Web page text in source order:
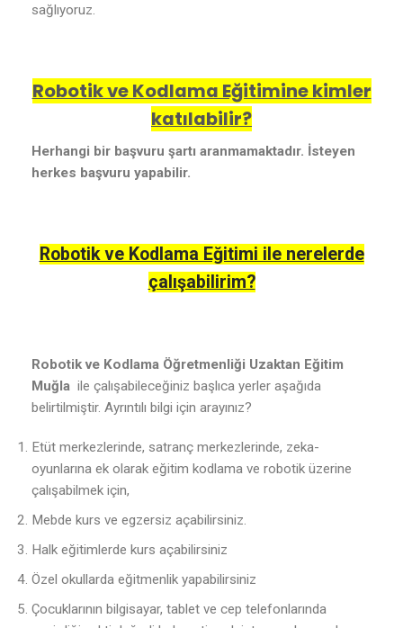
sağlıyoruz.
Robotik ve Kodlama Eğitimine kimler
katılabilir?
Herhangi bir başvuru şartı aranmamaktadır. İsteyen
herkes başvuru yapabilir.
Robotik ve Kodlama Eğitimi ile nerelerde
çalışabilirim?
Robotik ve Kodlama Öğretmenliği Uzaktan Eğitim
Muğla ile çalışabileceğiniz başlıca yerler aşağıda
belirtilmiştir. Ayrıntılı bilgi için arayınız?
Etüt merkezlerinde, satranç merkezlerinde, zeka-
oyunlarına ek olarak eğitim kodlama ve robotik üzerine
çalışabilmek için,
Mebde kurs ve egzersiz açabilirsiniz.
Halk eğitimlerde kurs açabilirsiniz
Özel okullarda eğitmenlik yapabilirsiniz
Çocuklarının bilgisayar, tablet ve cep telefonlarında